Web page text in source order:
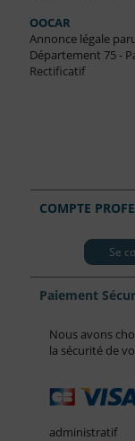
OOCAR
Annonce légale
Département 75 -
Rectificatif
COMPTE
Se
Paiement
Nous avons
la sécurité de
administratif